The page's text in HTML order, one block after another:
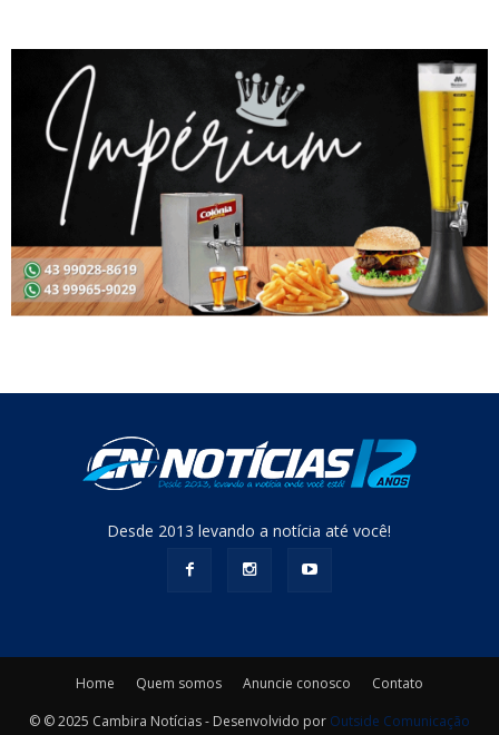
Desde 2013 levando a notícia até você!
Home Quem somos Anuncie conosco
Contato
© © 2025 Cambira Notícias - Desenvolvido por Outside Comunicação